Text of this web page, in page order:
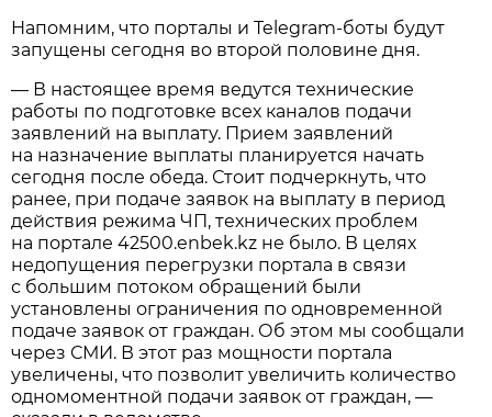
Напомним, что порталы и Telegram-боты будут
запущены сегодня во второй половине дня.
— В настоящее время ведутся технические
работы по подготовке всех каналов подачи
заявлений на выплату. Прием заявлений
на назначение выплаты планируется начать
сегодня после обеда. Стоит подчеркнуть, что
ранее, при подаче заявок на выплату в период
действия режима ЧП, технических проблем
на портале 42500.enbek.kz не было. В целях
недопущения перегрузки портала в связи
с большим потоком обращений были
установлены ограничения по одновременной
подаче заявок от граждан. Об этом мы сообщали
через СМИ. В этот раз мощности портала
увеличены, что позволит увеличить количество
одномоментной подачи заявок от граждан, —